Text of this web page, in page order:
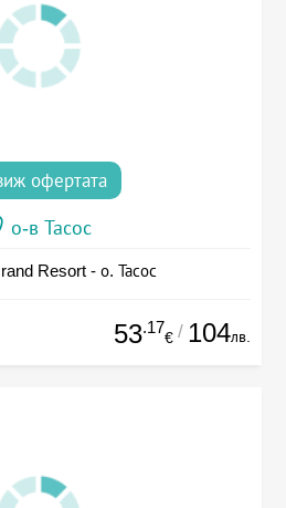
офертата
о-в Тасос
Resort - о. Тасос
53.17
€ / 104лв.